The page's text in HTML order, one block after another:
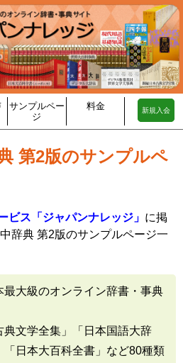
サンプルペー
ジ
料金 新規入会
第2版のサンプルペ
ビス「ジャパンナレッジ」 に掲
辞典 第2版のサンプルページ一
最大級のオンライン辞書・事典
典文学全集」「日本国語大辞
日本大百科全書」など80種類